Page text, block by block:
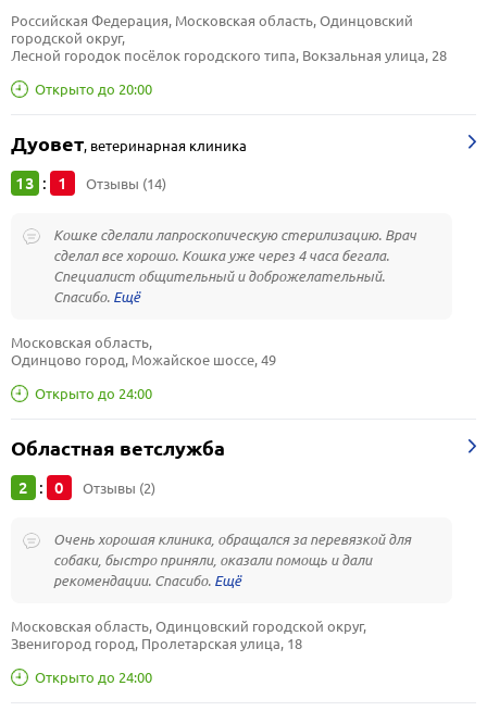
Открыто до 20:00
Российская Федерация, Московская область, Одинцовский
городской округ,
Лесной городок посёлок городского типа, Вокзальная улица, 28
Дуовет, ветеринарная клиника
13 : 1 Отзывы (14)
Кошке сделали лапроскопическую стерилизацию. Врач
сделал все хорошо. Кошка уже через 4 часа бегала.
Специалист общительный и доброжелательный.
Спасибо.
Открыто до 24:00
Московская область,
Одинцово город, Можайское шоссе, 49
Областная ветслужба
2 : 0 Отзывы (2)
Очень хорошая клиника, обращался за перевязкой для
собаки, быстро приняли, оказали помощь и дали
рекомендации. Спасибо.
Открыто до 24:00
Московская область, Одинцовский городской округ,
Звенигород город, Пролетарская улица, 18